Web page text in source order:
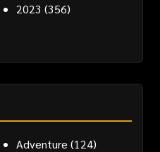
2023 (356)
Adventure (124)